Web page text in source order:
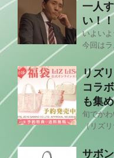
一人
い！！
いよい
今回は
リズ
コラ
も集
旬でか
（リズ
サボ